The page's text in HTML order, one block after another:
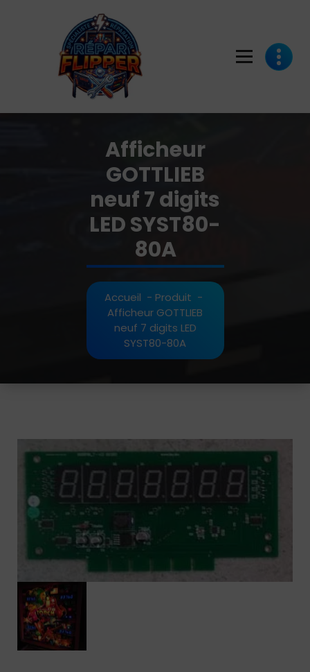
Afficheur
GOTTLIEB
neuf 7 digits
LED SYST80-
80A
Accueil - Produit -
Afficheur GOTTLIEB
neuf 7 digits LED
SYST80-80A